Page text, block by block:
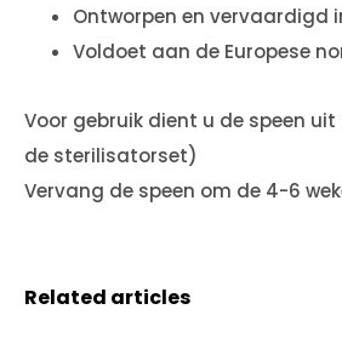
Ontworpen en vervaardigd
Voldoet aan de Europese
Voor gebruik dient u de speen
de sterilisatorset)
Vervang de speen om de 4-6
Related articles